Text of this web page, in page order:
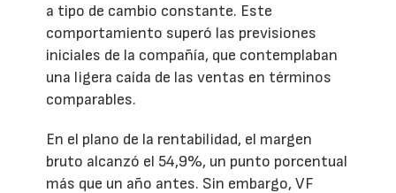
a tipo de cambio constante. Este
comportamiento superó las previsiones
iniciales de la compañía, que contemplaban
una ligera caída de las ventas en términos
comparables.
En el plano de la rentabilidad, el margen
bruto alcanzó el 54,9%, un punto porcentual
más que un año antes. Sin embargo, VF